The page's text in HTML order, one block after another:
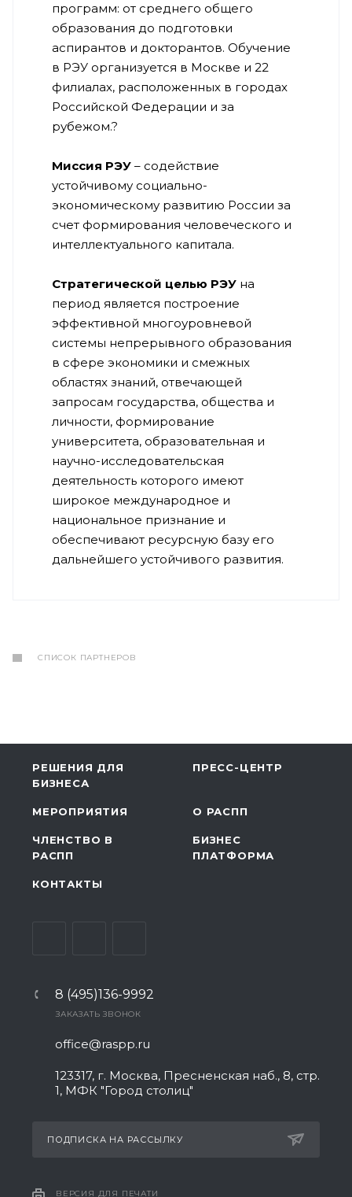
программ: от среднего общего
образования до подготовки
аспирантов и докторантов. Обучение
в РЭУ организуется в Москве и 22
филиалах, расположенных в городах
Российской Федерации и за
рубежом.?
Миссия РЭУ – содействие
устойчивому социально-
экономическому развитию России за
счет формирования человеческого и
интеллектуального капитала.
Стратегической целью РЭУ на
период является построение
эффективной многоуровневой
системы непрерывного образования
в сфере экономики и смежных
областях знаний, отвечающей
запросам государства, общества и
личности, формирование
университета, образовательная и
научно-исследовательская
деятельность которого имеют
широкое международное и
национальное признание и
обеспечивают ресурсную базу его
дальнейшего устойчивого развития.
СПИСОК ПАРТНЕРОВ
РЕШЕНИЯ ДЛЯ
БИЗНЕСА
ПРЕСС-ЦЕНТР
МЕРОПРИЯТИЯ О РАСПП
ЧЛЕНСТВО В
РАСПП
БИЗНЕС
ПЛАТФОРМА
КОНТАКТЫ
8 (495)136-9992
ЗАКАЗАТЬ ЗВОНОК
office@raspp.ru
123317, г. Москва, Пресненская наб., 8, стр.
1, МФК "Город столиц"
ПОДПИСКА НА РАССЫЛКУ
ВЕРСИЯ ДЛЯ ПЕЧАТИ